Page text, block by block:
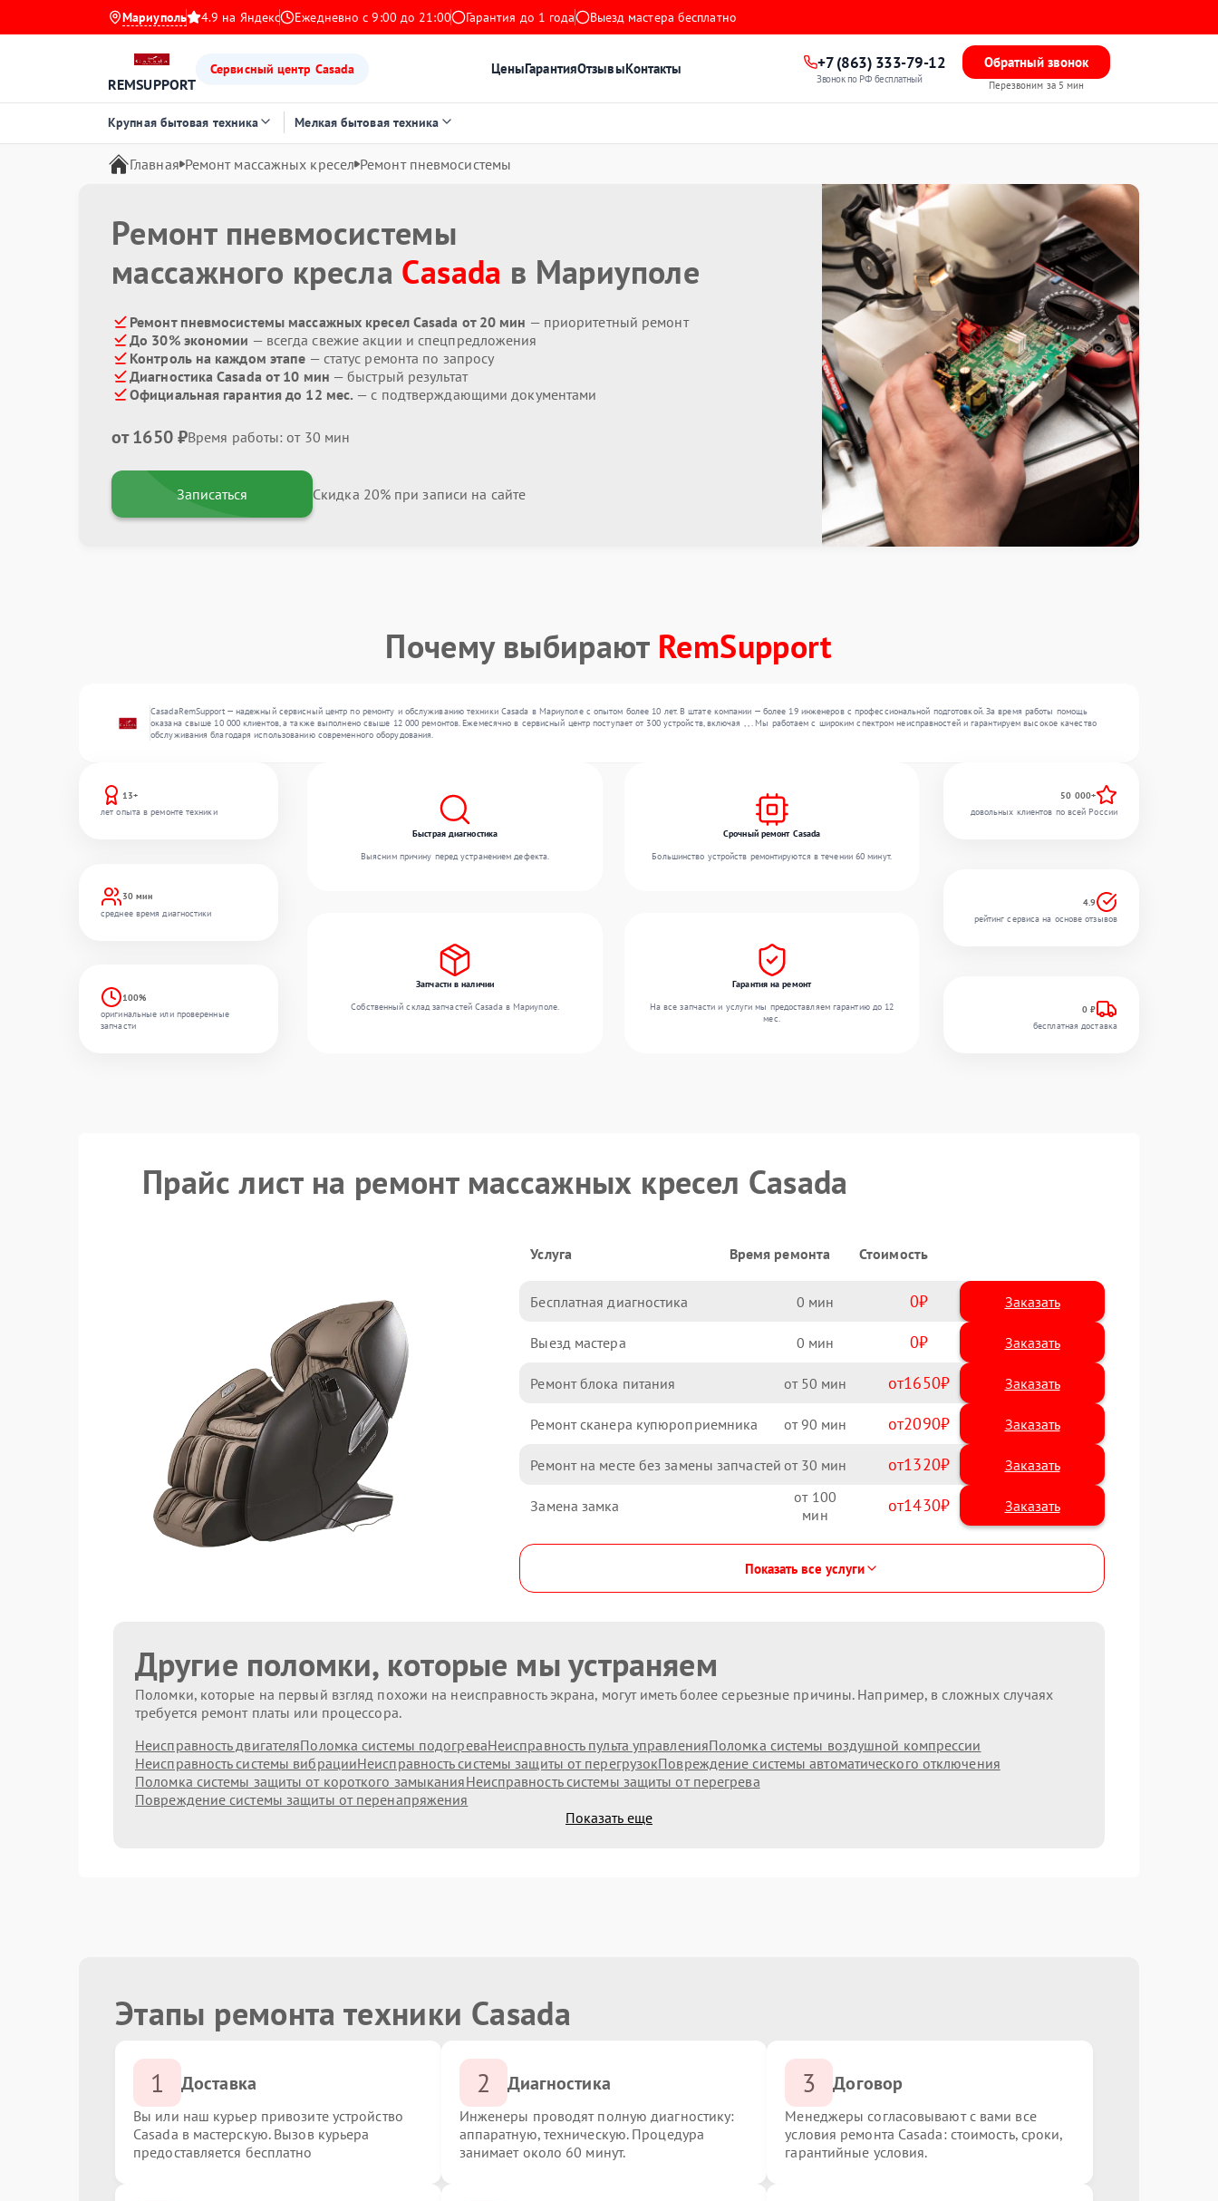
Мариуполь 4.9 на Яндекс Ежедневно с 9:00 до 21:00 Гарантия до 1 года Выезд мастера бесплатно
REMSUPPORT
Сервисный центр Casada ЦеныГарантияОтзывыКонтакты +7 (863) 333-79-12
Звонок по РФ бесплатный
Обратный звонок
Перезвоним за 5 мин
Крупная бытовая техника Мелкая бытовая техника
Главная Ремонт массажных кресел Ремонт пневмосистемы
Ремонт пневмосистемы
массажного кресла Casada в Мариуполе
Ремонт пневмосистемы массажных кресел Casada от 20 мин — приоритетный ремонт
До 30% экономии — всегда свежие акции и спецпредложения
Контроль на каждом этапе — статус ремонта по запросу
Диагностика Casada от 10 мин — быстрый результат
Официальная гарантия до 12 мес. — с подтверждающими документами
от 1650 ₽Время работы: от 30 мин
Записаться Скидка 20% при записи на сайте
Почему выбирают RemSupport
CasadaRemSupport — надежный сервисный центр по ремонту и обслуживанию техники Casada в Мариуполе с опытом более 10 лет. В штате компании — более 19 инженеров с профессиональной подготовкой. За время работы помощь
оказана свыше 10 000 клиентов, а также выполнено свыше 12 000 ремонтов. Ежемесячно в сервисный центр поступает от 300 устройств, включая , , . Мы работаем с широким спектром неисправностей и гарантируем высокое качество
обслуживания благодаря использованию современного оборудования.
13+
лет опыта в ремонте техники
30 мин
среднее время диагностики
100%
оригинальные или проверенные
запчасти
Быстрая диагностика
Выясним причину перед устранением дефекта.
Срочный ремонт Casada
Большинство устройств ремонтируются в течении 60 минут.
Запчасти в наличии
Собственный склад запчастей Casada в Мариуполе.
Гарантия на ремонт
На все запчасти и услуги мы предоставляем гарантию до 12
мес.
50 000+
довольных клиентов по всей России
4.9
рейтинг сервиса на основе отзывов
0 ₽
бесплатная доставка
Прайс лист на ремонт массажных кресел Casada
Услуга Время ремонта Стоимость
Бесплатная диагностика 0 0 Заказать
Выезд мастера 0 0 Заказать
Ремонт блока питания 50 1650
Ремонт сканера купюроприемника 90 2090
Ремонт на месте без замены запчастей 30 1320
Замена замка 100 1430
Показать все услуги
Другие поломки, которые мы устраняем
Поломки, которые на первый взгляд похожи на неисправность экрана, могут иметь более серьезные причины. Например, в сложных случаях
требуется ремонт платы или процессора.
Неисправность двигателяПоломка системы подогреваНеисправность пульта управленияПоломка системы воздушной компрессии
Неисправность системы вибрацииНеисправность системы защиты от перегрузокПовреждение системы автоматического отключения
Поломка системы защиты от короткого замыканияНеисправность системы защиты от перегрева
Повреждение системы защиты от перенапряжения
Показать еще
Этапы ремонта техники Casada
1 Доставка
Вы или наш курьер привозите устройство
Casada в мастерскую. Вызов курьера
предоставляется бесплатно
2 Диагностика
Инженеры проводят полную диагностику:
аппаратную, техническую. Процедура
занимает около 60 минут.
3 Договор
Менеджеры согласовывают с вами все
условия ремонта Casada: стоимость, сроки,
гарантийные условия.